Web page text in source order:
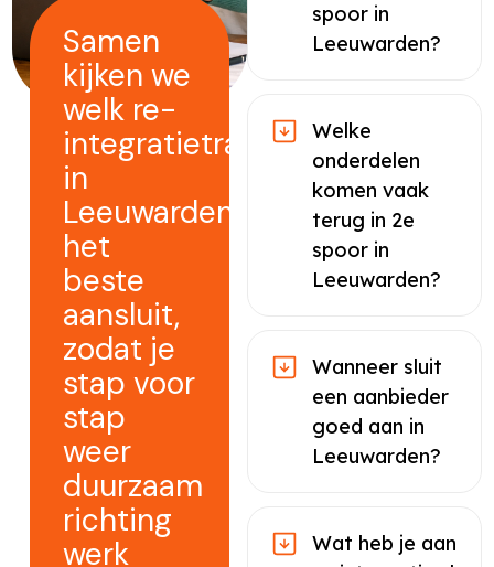
Samen
kijken we
welk re-
integratietraject
in
Leeuwarden
het
beste
aansluit,
zodat je
stap voor
stap
weer
duurzaam
richting
werk
spoor in
Leeuwarden?
Welke
onderdelen
komen vaak
terug in 2e
spoor in
Leeuwarden?
Wanneer sluit
een aanbieder
goed aan in
Leeuwarden?
Wat heb je aan